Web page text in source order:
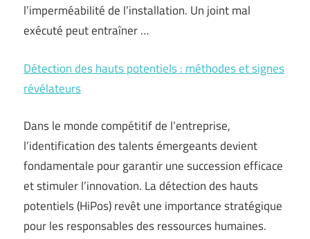
l’imperméabilité de l’installation. Un joint mal
exécuté peut entraîner …
Détection des hauts potentiels : méthodes et signes
révélateurs
Dans le monde compétitif de l’entreprise,
l’identification des talents émergeants devient
fondamentale pour garantir une succession efficace
et stimuler l’innovation. La détection des hauts
potentiels (HiPos) revêt une importance stratégique
pour les responsables des ressources humaines.